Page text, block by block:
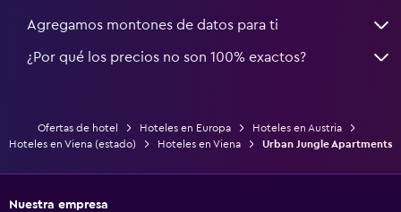
Agregamos montones de datos para ti
¿Por qué los precios no son 100% exactos?
Ofertas de hotel Hoteles en Europa
Hoteles en Austria
Hoteles en Viena (estado)
Hoteles en Viena Urban Jungle Apartments
Nuestra empresa